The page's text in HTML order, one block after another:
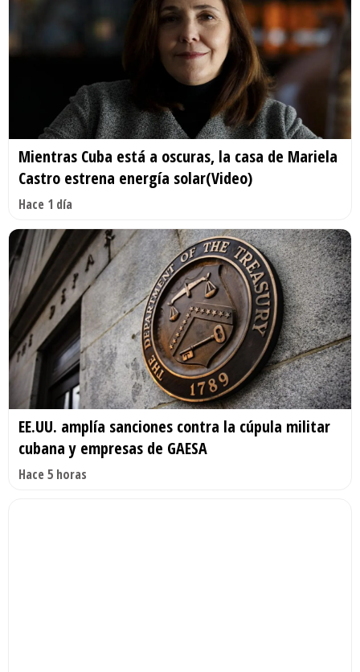
Mientras Cuba está a oscuras, la casa de Mariela
Castro estrena energía solar(Video)
Hace 1 día
EE.UU. amplía sanciones contra la cúpula militar
cubana y empresas de GAESA
Hace 5 horas